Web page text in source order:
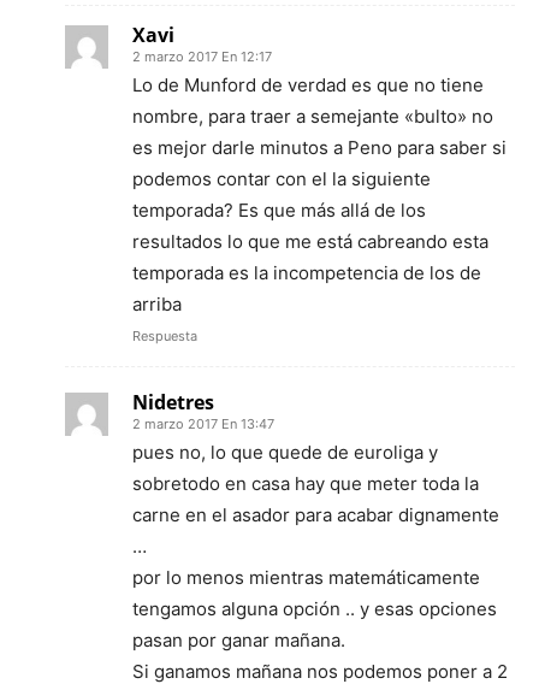
Xavi
2 marzo 2017 En 12:17
Lo de Munford de verdad es que no tiene
nombre, para traer a semejante «bulto» no
es mejor darle minutos a Peno para saber si
podemos contar con el la siguiente
temporada? Es que más allá de los
resultados lo que me está cabreando esta
temporada es la incompetencia de los de
arriba
Respuesta
Nidetres
2 marzo 2017 En 13:47
pues no, lo que quede de euroliga y
sobretodo en casa hay que meter toda la
carne en el asador para acabar dignamente
…
por lo menos mientras matemáticamente
tengamos alguna opción .. y esas opciones
pasan por ganar mañana.
Si ganamos mañana nos podemos poner a 2